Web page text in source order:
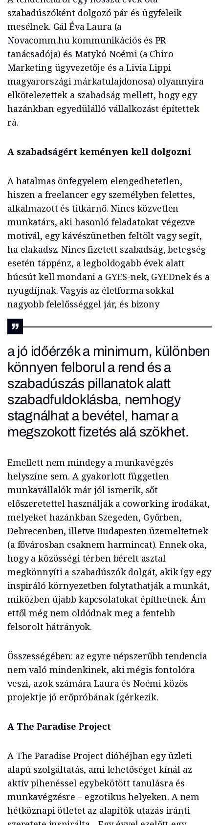
szabadúszóként dolgozó pár és ügyfeleik
mesélnek. Gál Éva Laura(a
Novacomm.hukommunikációs és PR
tanácsadója) és Matykó Noémi (a Chiro
Marketing ügyvezetője és a Livia Lippi
magyarországi márkatulajdonosa) olyannyira
elkötelezettek a szabadság mellett, hogy egy
hazánkban egyedülálló vállalkozást építettek
rá.
A szabadságért keményen kell dolgozni
A hatalmas önfegyelem elengedhetetlen,
hiszen a freelancer egy személyben felettes,
alkalmazott és titkárnő. Nincs közvetlen
munkatárs, aki hasonló feladatokat végezve
motivál, egy kávészünetben feltölt vagy segít,
ha elakadsz. Nincs fizetett szabadság, betegség
esetén táppénz, a legboldogabb évek alatt
búcsút kell mondani a GYES-nek, GYEDnek és a
nyugdíjnak. Vagyis az életforma sokkal
nagyobb felelősséggel jár, és bizony
a jó időérzék a minimum, különben
könnyen felborul a rend és a
szabadúszás pillanatok alatt
szabadfuldoklásba, nemhogy
stagnálhat a bevétel, hamar a
megszokott fizetés alá szökhet.
Emellett nem mindegy a munkavégzés
helyszíne sem. A gyakorlott független
munkavállalók már jól ismerik, sőt
előszeretettel használják a coworking irodákat,
melyeket hazánkban Szegeden, Győrben,
Debrecenben, illetve Budapesten üzemeltetnek
(a fővárosban csaknem harmincat). Ennek oka,
hogy a közösségi térben bérelt asztal
megkönnyíti a szabadúszók dolgát, akik így egy
inspiráló környezetben folytathatják a munkát,
miközben újabb kapcsolatokat építhetnek. Ám
ettől még nem oldódnak meg a fentebb
felsorolt hátrányok.
Összességében: az egyre népszerűbb tendencia
nem való mindenkinek, aki mégis fontolóra
veszi, azok számára Laura és Noémi közös
projektje jó erőpróbának ígérkezik.
A The Paradise Project
A The Paradise Project dióhéjban egy üzleti
alapú szolgáltatás, ami lehetőséget kínál az
aktív pihenéssel egybekötött tanulásra és
munkavégzésre – egzotikus helyeken. A nem
hétköznapi ötletet az alapítók utazás iránti